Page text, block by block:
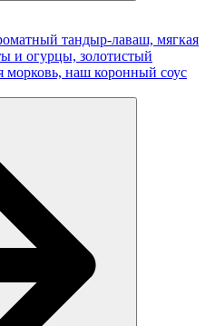
тандыр-лаваш, мягкая
и огурцы, золотистый
морковь, наш коронный соус